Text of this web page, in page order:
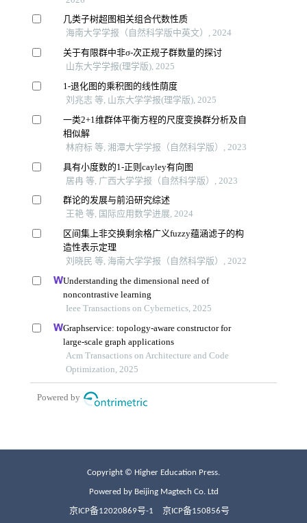
Copyright © Higher Education Press.
Powered by Beijing Magtech Co. Ltd
京ICP备12020869号-1 京ICP备150856号